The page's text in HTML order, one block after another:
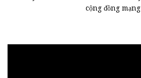
cộng đồng mạng